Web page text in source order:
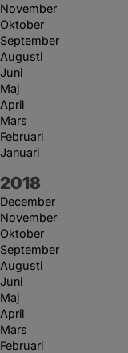
November
Oktober
September
Augusti
Juni
Maj
April
Mars
Februari
Januari
År:
2018
December
November
Oktober
September
Augusti
Juni
Maj
April
Mars
Februari